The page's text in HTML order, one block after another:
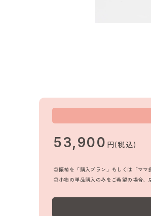
53,900 円(税込)
振袖を「購入プラン」もしくは「マ
小物の単品購入のみをご希望の場合、